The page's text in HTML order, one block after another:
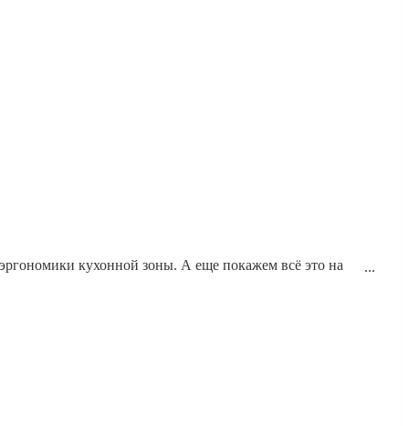
кухонной зоны. А еще покажем всё это на